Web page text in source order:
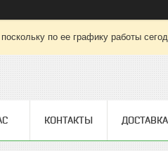
по ее графику работы
КОНТАКТЫ